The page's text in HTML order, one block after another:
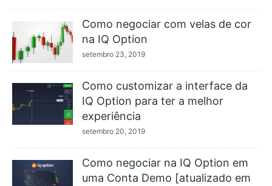
Como negociar com velas de cor
na IQ Option
setembro 23, 2019
Como customizar a interface da
IQ Option para ter a melhor
experiência
setembro 20, 2019
Como negociar na IQ Option em
uma Conta Demo [atualizado em